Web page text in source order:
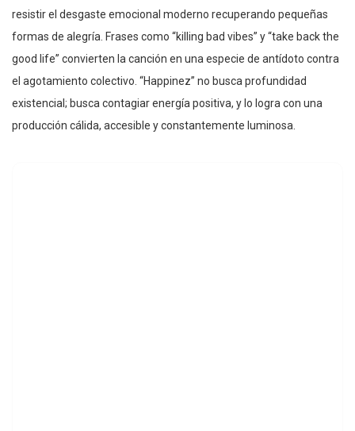
resistir el desgaste emocional moderno recuperando pequeñas
formas de alegría. Frases como “killing bad vibes” y “take back the
good life” convierten la canción en una especie de antídoto contra
el agotamiento colectivo. “Happinez” no busca profundidad
existencial; busca contagiar energía positiva, y lo logra con una
producción cálida, accesible y constantemente luminosa.